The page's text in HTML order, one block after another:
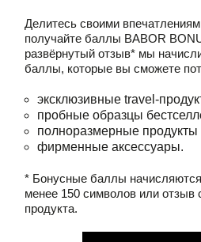
Делитесь своими
получайте баллы BABOR
развёрнутый отзыв* мы
баллы, которые вы сможете
эксклюзивные travel-
пробные образцы
полноразмерные
фирменные аксессуары.
* Бонусные баллы
менее 150 символов или
продукта.